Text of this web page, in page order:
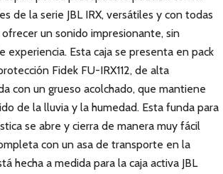
de la serie JBL IRX, versátiles y con todas
un sonido impresionante, sin
experiencia. Esta caja se presenta en pack
Fidek FU-IRX112, de alta
con un grueso acolchado, que mantiene
de la lluvia y la humedad. Esta funda para
se abre y cierra de manera muy fácil
con un asa de transporte en la
hecha a medida para la caja activa JBL